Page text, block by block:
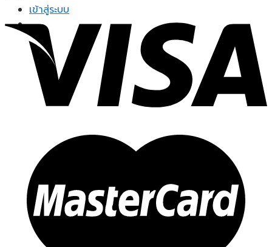
เข้าสู่ระบบ
฿249.00
through
฿799.00